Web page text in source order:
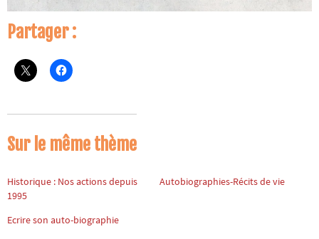
Partager :
Sur le même thème
Historique : Nos actions depuis
1995
Autobiographies-Récits de vie
Ecrire son auto-biographie